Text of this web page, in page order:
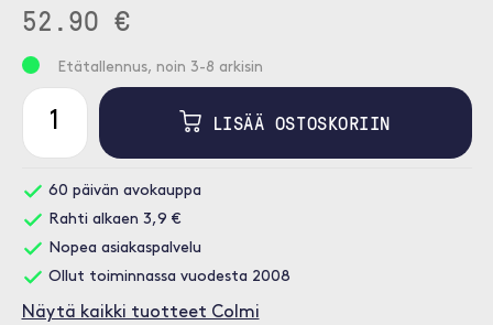
52.90 €
Etätallennus, noin 3-8 arkisin
LISÄÄ OSTOSKORIIN
60 päivän avokauppa
Rahti alkaen 3,9 €
Nopea asiakaspalvelu
Ollut toiminnassa vuodesta 2008
Näytä kaikki tuotteet Colmi